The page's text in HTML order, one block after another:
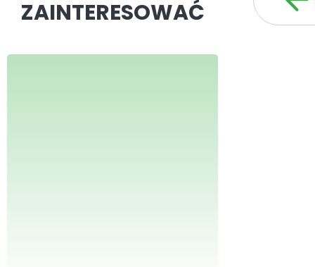
ZAINTERESOWAĆ